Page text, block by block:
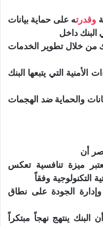
وقدرته على حماية بيانات
البنك داخل
من خلال تطوير الخدمات
التي يتبعها البنك
والحماية ضد الهجمات
أن
ميزة تنافسية تعكس
التكنولوجية وفقاً
الجودة على نطاق
ينتهج نهجاً مبتكراً